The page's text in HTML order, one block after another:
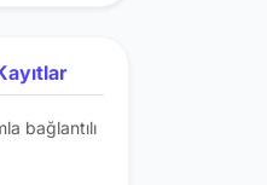
bağlantılı